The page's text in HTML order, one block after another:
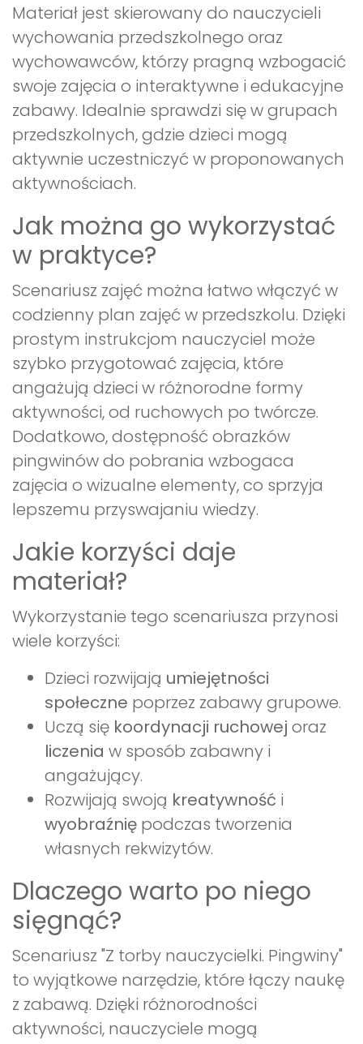
Materiał jest skierowany do nauczycieli
wychowania przedszkolnego oraz
wychowawców, którzy pragną wzbogacić
swoje zajęcia o interaktywne i edukacyjne
zabawy. Idealnie sprawdzi się w grupach
przedszkolnych, gdzie dzieci mogą
aktywnie uczestniczyć w proponowanych
aktywnościach.
Jak można go wykorzystać
w praktyce?
Scenariusz zajęć można łatwo włączyć w
codzienny plan zajęć w przedszkolu. Dzięki
prostym instrukcjom nauczyciel może
szybko przygotować zajęcia, które
angażują dzieci w różnorodne formy
aktywności, od ruchowych po twórcze.
Dodatkowo, dostępność obrazków
pingwinów do pobrania wzbogaca
zajęcia o wizualne elementy, co sprzyja
lepszemu przyswajaniu wiedzy.
Jakie korzyści daje
materiał?
Wykorzystanie tego scenariusza przynosi
wiele korzyści:
Dzieci rozwijają umiejętności
społeczne poprzez zabawy grupowe.
Uczą się koordynacji ruchowej oraz
liczenia w sposób zabawny i
angażujący.
Rozwijają swoją kreatywność i
wyobraźnię podczas tworzenia
własnych rekwizytów.
Dlaczego warto po niego
sięgnąć?
Scenariusz "Z torby nauczycielki. Pingwiny"
to wyjątkowe narzędzie, które łączy naukę
z zabawą. Dzięki różnorodności
aktywności, nauczyciele mogą